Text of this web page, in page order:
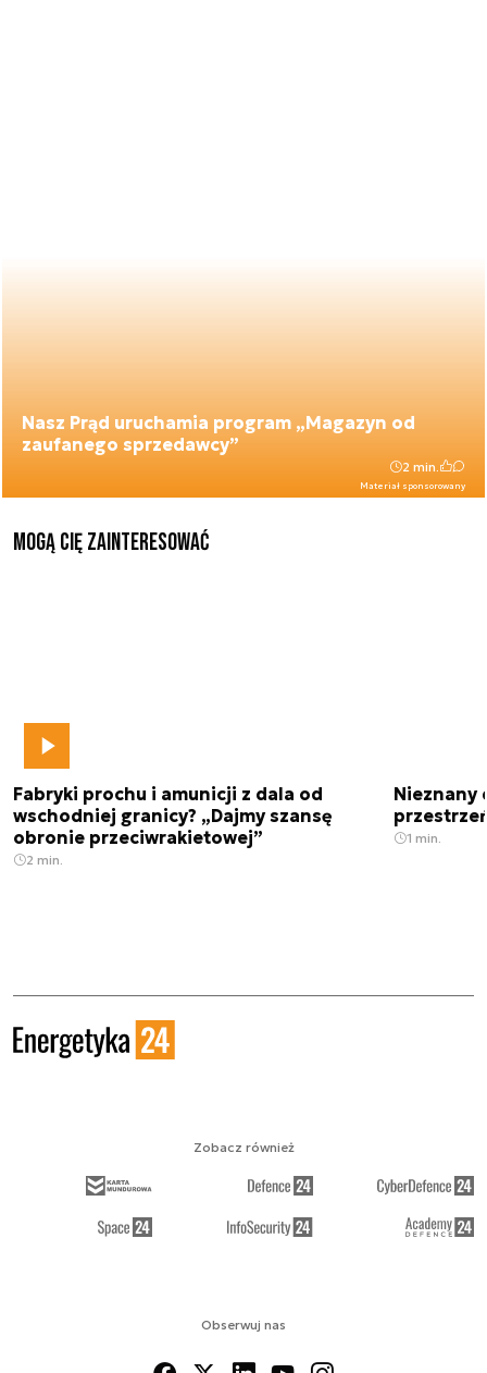
Nasz Prąd uruchamia program „Magazyn od
zaufanego sprzedawcy”
Materiał sponsorowany
2 min.
Mogą Cię zainteresować
Fabryki prochu i amunicji z dala od
wschodniej granicy? „Dajmy szansę
obronie przeciwrakietowej”
2 min.
Nieznany
1 min.
Obserwuj nas
Zobacz również